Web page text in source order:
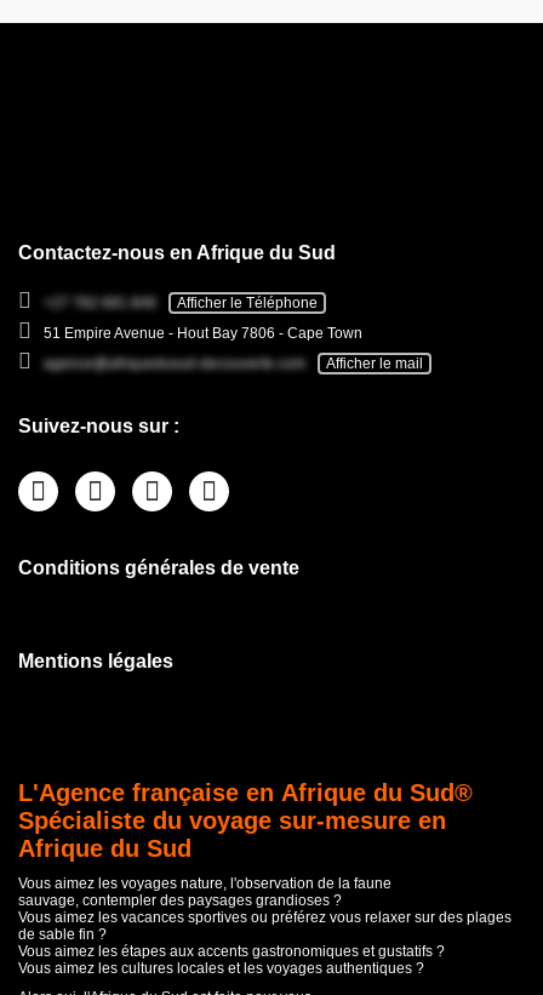
Contactez-nous en Afrique du Sud
+27 782 681 846
Afficher le Téléphone
51 Empire Avenue - Hout Bay 7806 - Cape Town
agence@afriquedusud-decouverte.com
Afficher le mail
Suivez-nous sur :
Conditions générales de vente
Mentions légales
L'Agence française en Afrique du Sud®
Spécialiste du voyage sur-mesure en
Afrique du Sud
Vous aimez les voyages nature, l'observation de la faune
sauvage, contempler des paysages grandioses ?
Vous aimez les vacances sportives ou préférez vous relaxer sur des plages
de sable fin ?
Vous aimez les étapes aux accents gastronomiques et gustatifs ?
Vous aimez les cultures locales et les voyages authentiques ?